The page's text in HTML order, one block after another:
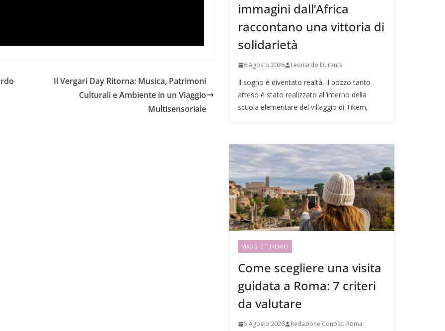
Il Vergari Day Ritorna: Musica, Patrimoni
Culturali e Ambiente in un Viaggio
Multisensoriale
immagini dall’Africa
raccontano una vittoria di
solidarietà
6 Agosto 2026 Leonardo Durante
Il sogno è diventato realtà. Il pozzo tanto
atteso è stato realizzato all’interno della
scuola elementare del villaggio di Tikem,
VIAGGI E TURISMO
Come scegliere una visita
guidata a Roma: 7 criteri
da valutare
5 Agosto 2026 Redazione Conosci Roma